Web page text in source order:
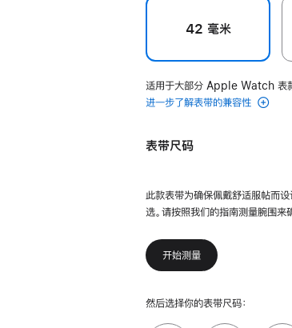
42 毫米
适用于大部分 Apple Watch 表款
进一步了解表带的兼容性
表带尺码
此款表带为确保佩戴舒适服帖而设
选。请按照我们的指南测量腕围来
开始测量
然后选择你的表带尺码：